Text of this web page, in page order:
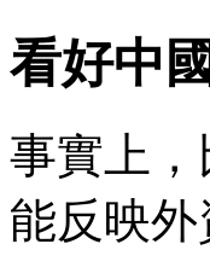
看好中
事實上
能反映